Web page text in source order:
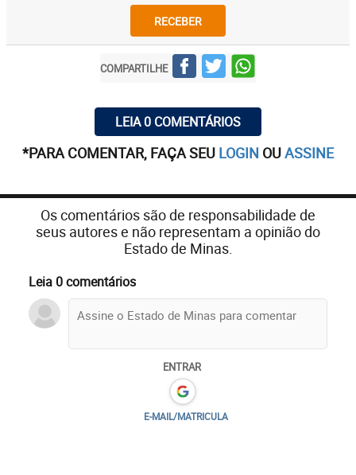
RECEBER
COMPARTILHE
LEIA 0 COMENTÁRIOS
*PARA COMENTAR, FAÇA SEU LOGIN OUASSINE
Os comentários são de responsabilidade de
seus autores e não representam a opinião do
Estado de Minas.
Leia 0 comentários
ENTRAR
E-MAIL/MATRICULA